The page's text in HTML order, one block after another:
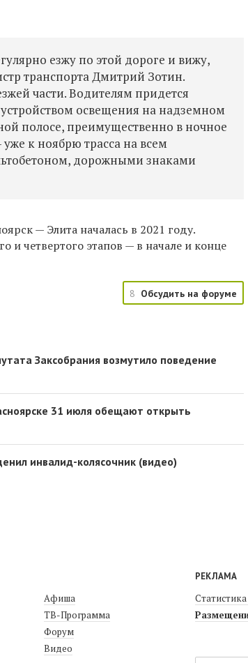
езжу по этой дороге и вижу,
транспорта Дмитрий Зотин.
части. Водителям придется
освещения на надземном
полосе, преимущественно в ночное
к ноябрю трасса на всем
дорожными знаками
— Элита началась в 2021 году.
и четвертого этапов — в начале и конце
8 Обсудить на форуме
Заксобрания возмутило поведение
31 июля обещают открыть
инвалид-колясочник (видео)
Афиша
ТВ-Программа
Форум
Видео
РЕКЛАМА